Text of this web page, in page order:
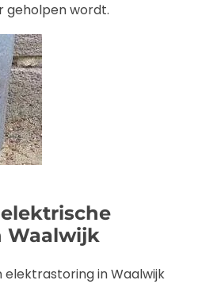
geholpen wordt.
Waalwijk
elektrastoring in Waalwijk